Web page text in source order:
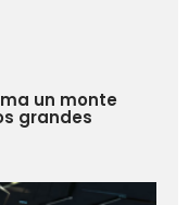
un monte
grandes